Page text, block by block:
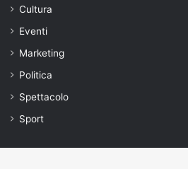
Cultura
Eventi
Marketing
Politica
Spettacolo
Sport